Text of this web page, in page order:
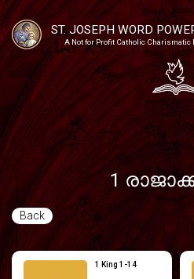
ST. JOSEPH WORD
A Not for Profit Catholic Charismatic
1
Back
1 King 1-14